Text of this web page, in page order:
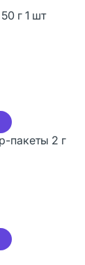
г 1 шт
пакеты 2 г